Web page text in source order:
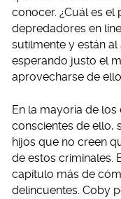
conocer. ¿Cuál es
depredadores en
sutilmente y están al
esperando justo el
aprovecharse de
En la mayoría de
conscientes de ello,
hijos que no creen
de estos criminales.
capítulo más de
delincuentes. Coby